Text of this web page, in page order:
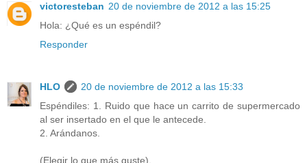
victoresteban 20 de noviembre de 2012 a las 15:25
Hola: ¿Qué es un espéndil?
Responder
HLO
20 de noviembre de 2012 a las 15:33
Espéndiles: 1. Ruido que hace un carrito de supermercado
al ser insertado en el que le antecede.
2. Arándanos.
(Elegir lo que más guste).